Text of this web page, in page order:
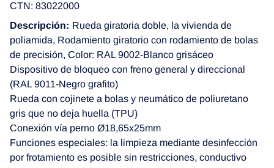
CTN: 83022000
Descripción: Rueda giratoria doble, la vivienda de
poliamida, Rodamiento giratorio con rodamiento de bolas
de precisión, Color: RAL 9002-Blanco grisáceo
Dispositivo de bloqueo con freno general y direccional
(RAL 9011-Negro grafito)
Rueda con cojinete a bolas y neumático de poliuretano
gris que no deja huella (TPU)
Conexión vía perno Ø18,65x25mm
Funciones especiales: la limpieza mediante desinfección
por frotamiento es posible sin restricciones, conductivo